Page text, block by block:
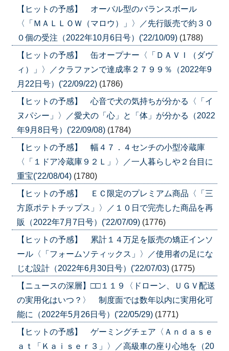
【ヒットの予感】 オーバル型のバランスボール
〈「ＭＡＬＬＯＷ（マロウ）」〉／先行販売で約３０
０個の受注（2022年10月6日号）('22/10/09) (1788)
【ヒットの予感】 缶オープナー〈「ＤＡＶＩ（ダヴ
ィ）」〉／クラファンで達成率２７９９％（2022年9
月22日号）('22/09/22) (1786)
【ヒットの予感】 心音で犬の気持ちが分かる〈「イ
ヌパシー」〉／愛犬の「心」と「体」が分かる（2022
年9月8日号）('22/09/08) (1784)
【ヒットの予感】 幅４７．４センチの小型冷蔵庫
〈「１ドア冷蔵庫９２Ｌ」〉／一人暮らしや２台目に
重宝('22/08/04) (1780)
【ヒットの予感】 ＥＣ限定のプレミアム商品〈「三
方原ポテトチップス」〉／１０日で完売した商品を再
販（2022年7月7日号）('22/07/09) (1776)
【ヒットの予感】 累計１４万足を販売の矯正インソ
ール〈「フォームソティックス」〉／使用者の足にな
じむ設計（2022年6月30日号）('22/07/03) (1775)
【ニュースの深層】□□１１９〈ドローン、ＵＧＶ配送
の実用化はいつ？〉 制度面では数年以内に実用化可
能に（2022年5月26日号）('22/05/29) (1771)
【ヒットの予感】 ゲーミングチェア〈Ａｎｄａｓｅ
ａｔ「Ｋａｉｓｅｒ３」〉／高級車の座り心地を（20